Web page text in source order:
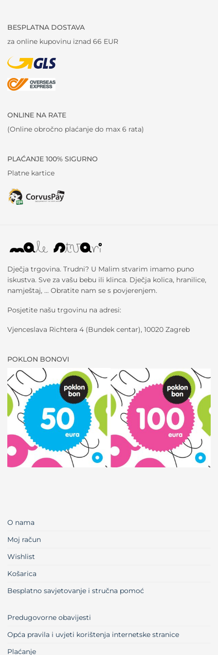
BESPLATNA DOSTAVA
za online kupovinu iznad 66 EUR
ONLINE NA RATE
(Online obročno plaćanje do max 6 rata)
PLAĆANJE 100% SIGURNO
Platne kartice
Dječja trgovina. Trudni? U Malim stvarim imamo puno
iskustva. Sve za vašu bebu ili klinca. Dječja kolica, hranilice,
namještaj, … Obratite nam se s povjerenjem.
Posjetite našu trgovinu na adresi:
Vjenceslava Richtera 4 (Bundek centar), 10020 Zagreb
POKLON BONOVI
O nama
Moj račun
Wishlist
Košarica
Besplatno savjetovanje i stručna pomoć
Predugovorne obavijesti
Opća pravila i uvjeti korištenja internetske stranice
Plaćanje